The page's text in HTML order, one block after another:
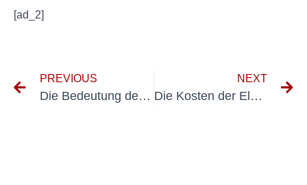
[ad_2]
PREVIOUS
Die Bedeutung der Elektroprüfung DGUV 3 für die Arbeitssicherheit
NEXT
Die Kosten der Elektroprüfung DGUV V3 verstehen: Was Sie wissen müssen